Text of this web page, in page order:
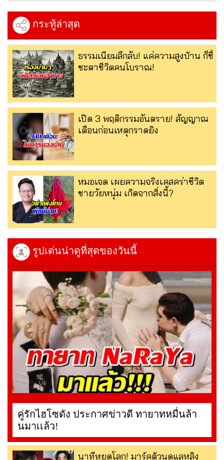
กระทู้ล่าสุด
ธรรมเนียมลึกลับ! แค่ความสูงบ้าน ก็ชี้
ชะตาชีวิตคนโบราณ!
เปิด 3 พฤติกรรมอันตราย! สัญญาณ
เตือนก่อนเหตุกราดยิง
หมอเจด เผยความจริงเคสคร่าชีวิต
ชายวัยหนุ่ม เกิดจากสิ่งนี้?
รูปเด่นน่าดูที่สุดของวันนี้
คู่รักไฮโซดัง ประกาศข่าวดี ทายาทหมื่นล้า
นมาเเล้ว!
นาทีหยุดโลก! มาร์คต้วนดูแลหลิง